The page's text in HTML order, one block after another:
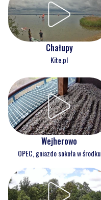
Chałupy
Kite.pl
Wejherowo
OPEC, gniazdo sokoła w środku